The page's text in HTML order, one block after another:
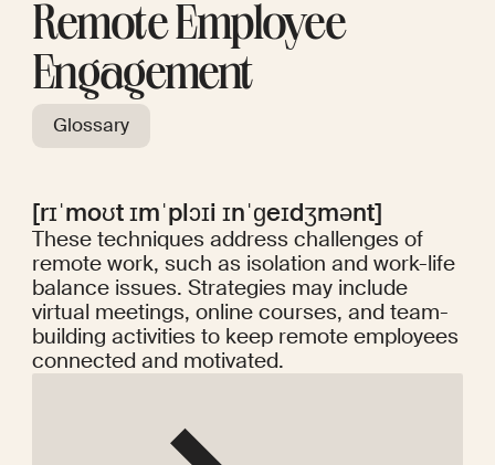
Remote Employee
Engagement
Glossary
[rɪˈmoʊt ɪmˈplɔɪi ɪnˈɡeɪdʒmənt]
These techniques address challenges of
remote work, such as isolation and work-life
balance issues. Strategies may include
virtual meetings, online courses, and team-
building activities to keep remote employees
connected and motivated.